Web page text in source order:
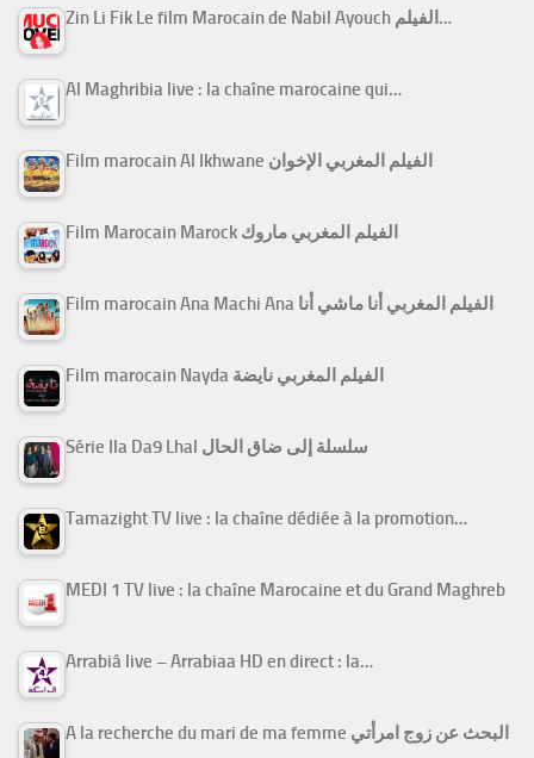
Zin Li Fik Le film Marocain de Nabil Ayouch الفيلم…
Al Maghribia live : la chaîne marocaine qui…
Film marocain Al Ikhwane الفيلم المغربي الإخوان
Film Marocain Marock الفيلم المغربي ماروك
Film marocain Ana Machi Ana الفيلم المغربي أنا ماشي أنا
Film marocain Nayda الفيلم المغربي نايضة
Série Ila Da9 Lhal سلسلة إلى ضاق الحال
Tamazight TV live : la chaîne dédiée à la promotion…
MEDI 1 TV live : la chaîne Marocaine et du Grand Maghreb
Arrabiâ live – Arrabiaa HD en direct : la…
A la recherche du mari de ma femme البحث عن زوج امرأتي